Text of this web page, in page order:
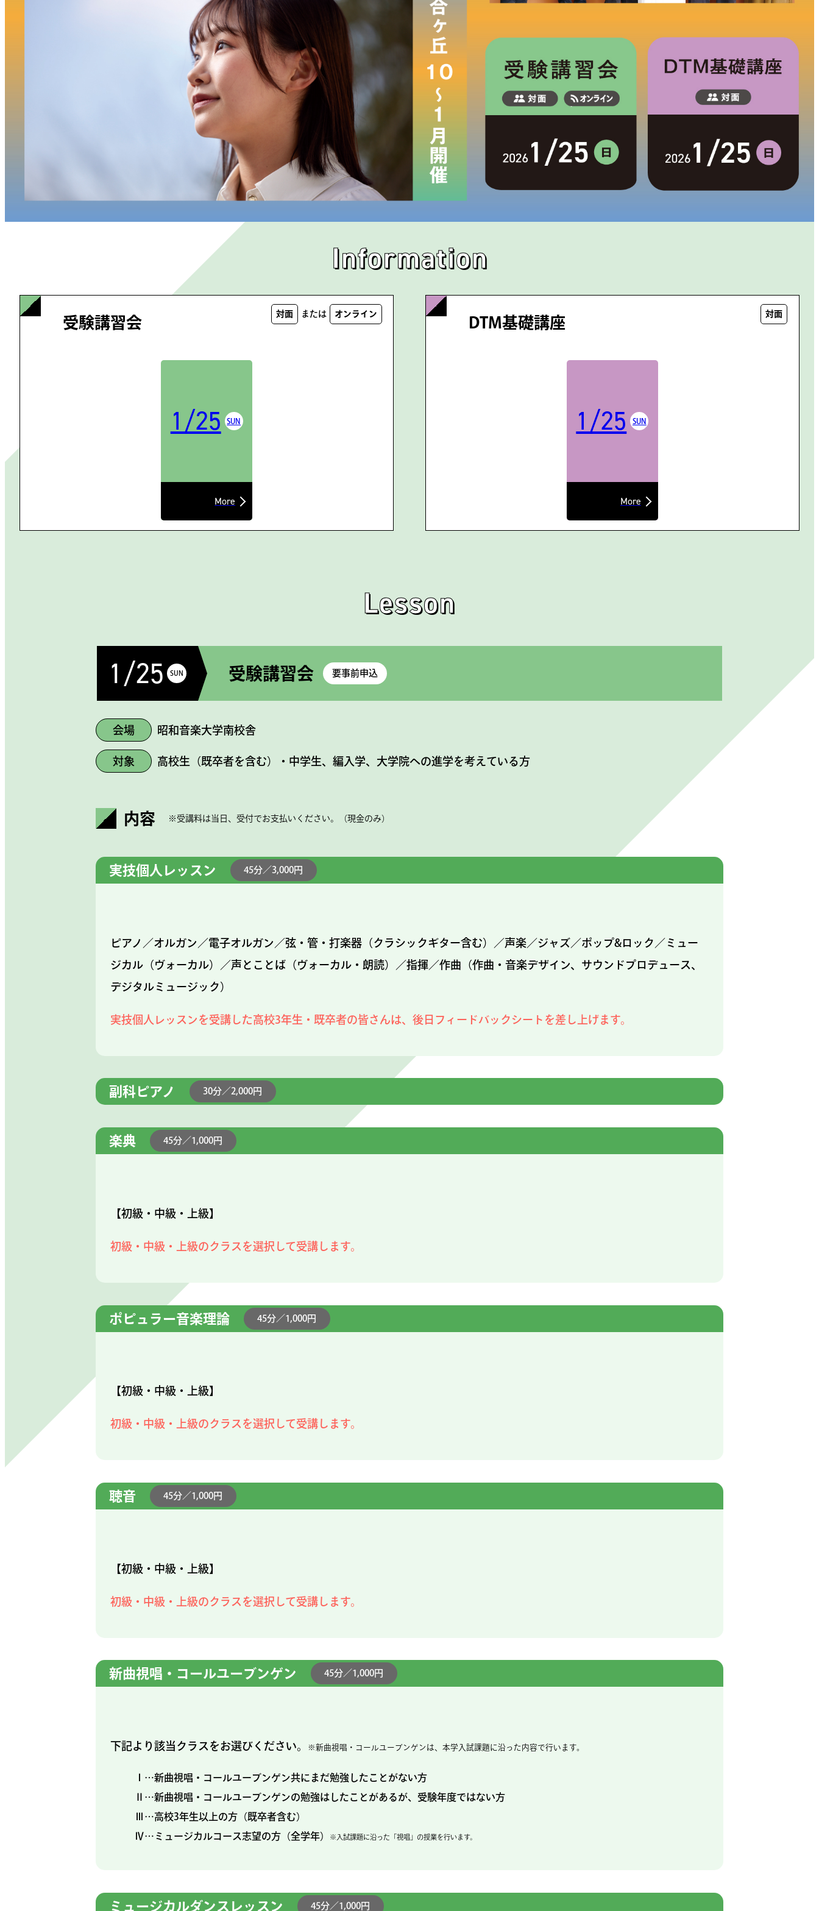
Information
対面 または オンライン
受験講習会
1/25 SUN
More
対面
DTM基礎講座
1/25 SUN
More
Lesson
1/25 SUN 受験講習会 要事前申込
会場 昭和音楽大学南校舎
対象 高校生（既卒者を含む）・中学生、編入学、大学院への進学を考えている方
内容 ※受講料は当日、受付でお支払いください。（現金のみ）
実技個人レッスン 45分／3,000円
ピアノ／オルガン／電子オルガン／弦・管・打楽器（クラシックギター含む）／声楽／ジャズ／ポップ&ロック／ミュー
ジカル（ヴォーカル）／声とことば（ヴォーカル・朗読）／指揮／作曲（作曲・音楽デザイン、サウンドプロデュース、
デジタルミュージック）
実技個人レッスンを受講した高校3年生・既卒者の皆さんは、後日フィードバックシートを差し上げます。
副科ピアノ 30分／2,000円
楽典 45分／1,000円
【初級・中級・上級】
初級・中級・上級のクラスを選択して受講します。
ポピュラー音楽理論 45分／1,000円
【初級・中級・上級】
初級・中級・上級のクラスを選択して受講します。
聴音 45分／1,000円
【初級・中級・上級】
初級・中級・上級のクラスを選択して受講します。
新曲視唱・コールユーブンゲン 45分／1,000円
下記より該当クラスをお選びください。 ※新曲視唱・コールユーブンゲンは、本学入試課題に沿った内容で行います。
Ⅰ…新曲視唱・コールユーブンゲン共にまだ勉強したことがない方
Ⅱ…新曲視唱・コールユーブンゲンの勉強はしたことがあるが、受験年度ではない方
Ⅲ…高校3年生以上の方（既卒者含む）
Ⅳ…ミュージカルコース志望の方（全学年）
※入試課題に沿った「視唱」の授業を行います。
ミュージカルダンスレッスン 45分／1,000円